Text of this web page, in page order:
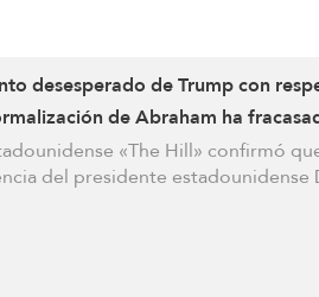
desesperado de Trump con
de Abraham ha
«The Hill» confirmó
del presidente estadounidense